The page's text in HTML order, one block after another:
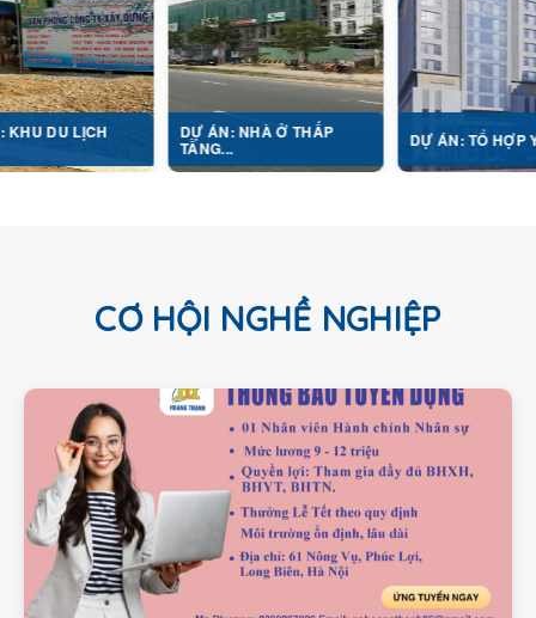
DỰ ÁN: NHÀ Ở THẤP
TẦNG... DỰ ÁN: TỔ HỢP Y TẾ...
CƠ HỘI NGHỀ NGHIỆP